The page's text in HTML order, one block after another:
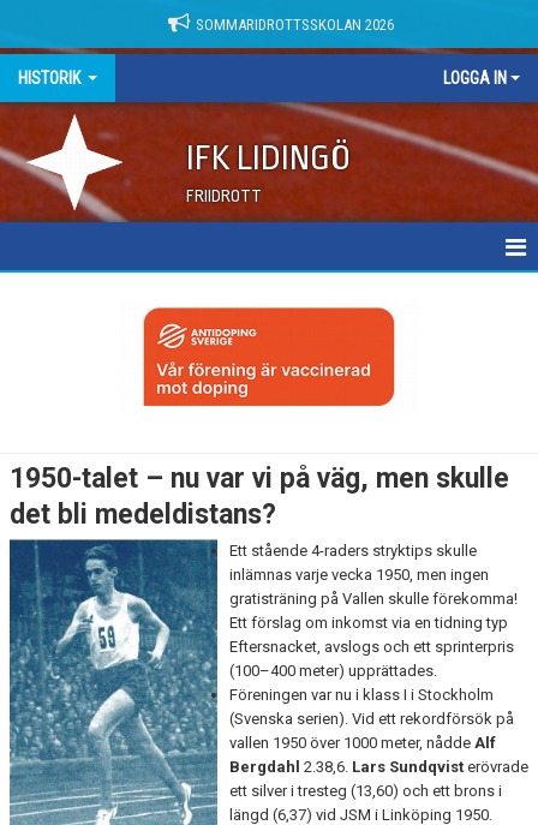
SOMMARIDROTTSSKOLAN 2026
HISTORIK LOGGA IN
IFK LIDINGÖ
FRIIDROTT
1980-TALET
1970-TALET
1960-TALET
1950-TALET
1940-TALET
1930-TALET
UR MINNETS SKATTKAMMARE
1950-talet – nu var vi på väg, men skulle
det bli medeldistans?
Ett stående 4-raders stryktips skulle
inlämnas varje vecka 1950, men ingen
gratisträning på Vallen skulle förekomma!
Ett förslag om inkomst via en tidning typ
Eftersnacket, avslogs och ett sprinterpris
(100–400 meter) upprättades.
Föreningen var nu i klass I i Stockholm
(Svenska serien). Vid ett rekordförsök på
vallen 1950 över 1000 meter, nådde Alf
Bergdahl 2.38,6. Lars Sundqvist erövrade
ett silver i tresteg (13,60) och ett brons i
längd (6,37) vid JSM i Linköping 1950.